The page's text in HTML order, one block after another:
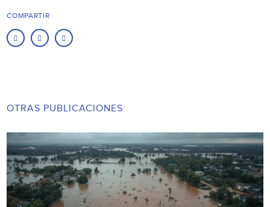
COMPARTIR
OTRAS PUBLICACIONES